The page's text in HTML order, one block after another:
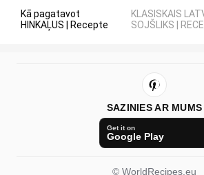
Kā pagatavot
HINKAĻUS | Recepte
KLASISKAIS
SOJŠLIKS |
SAZINIES AR MUMS
Get it on
Google Play
© WorldRecipes.eu